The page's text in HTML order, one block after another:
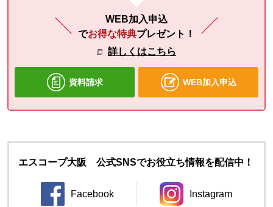
WEB加入申込
でお得な特典プレゼント！
詳しくはこちら
資料請求 WEB加入申込
エスコープ大阪 公式SNSでお役立ち情報を配信中！
Facebook
別のウィンドウで開きます。
Instagram
別のウィンドウ